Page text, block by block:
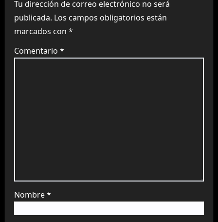
Tu dirección de correo electrónico no será
publicada. Los campos obligatorios están
marcados con *
Comentario *
Nombre*